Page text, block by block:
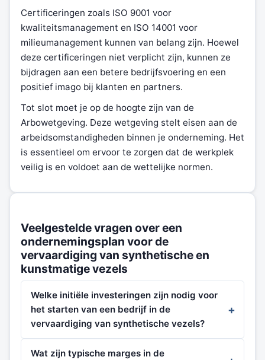
Certificeringen zoals ISO 9001 voor
kwaliteitsmanagement en ISO 14001 voor
milieumanagement kunnen van belang zijn. Hoewel
deze certificeringen niet verplicht zijn, kunnen ze
bijdragen aan een betere bedrijfsvoering en een
positief imago bij klanten en partners.
Tot slot moet je op de hoogte zijn van de
Arbowetgeving. Deze wetgeving stelt eisen aan de
arbeidsomstandigheden binnen je onderneming. Het
is essentieel om ervoor te zorgen dat de werkplek
veilig is en voldoet aan de wettelijke normen.
Veelgestelde vragen over een
ondernemingsplan voor de
vervaardiging van synthetische en
kunstmatige vezels
Welke initiële investeringen zijn nodig voor
het starten van een bedrijf in de
vervaardiging van synthetische vezels?
Wat zijn typische marges in de